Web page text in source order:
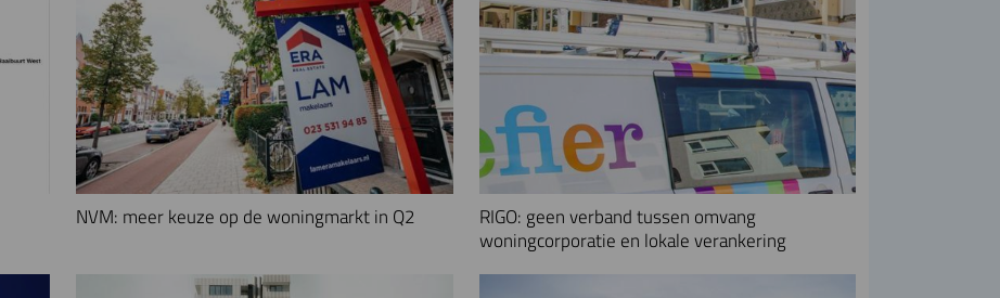
NVM: meer keuze op de woningmarkt in Q2
RIGO: geen verband tussen omvang
woningcorporatie en lokale verankering